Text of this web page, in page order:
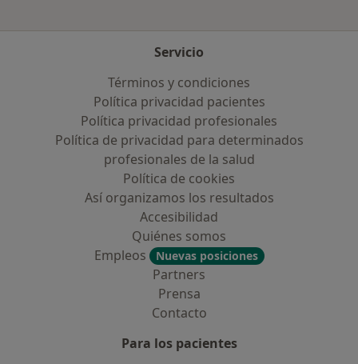
Servicio
Términos y condiciones
Política privacidad pacientes
Política privacidad profesionales
Política de privacidad para determinados
profesionales de la salud
Política de cookies
Así organizamos los resultados
Accesibilidad
Quiénes somos
Empleos
Nuevas posiciones
Partners
Prensa
Contacto
Para los pacientes